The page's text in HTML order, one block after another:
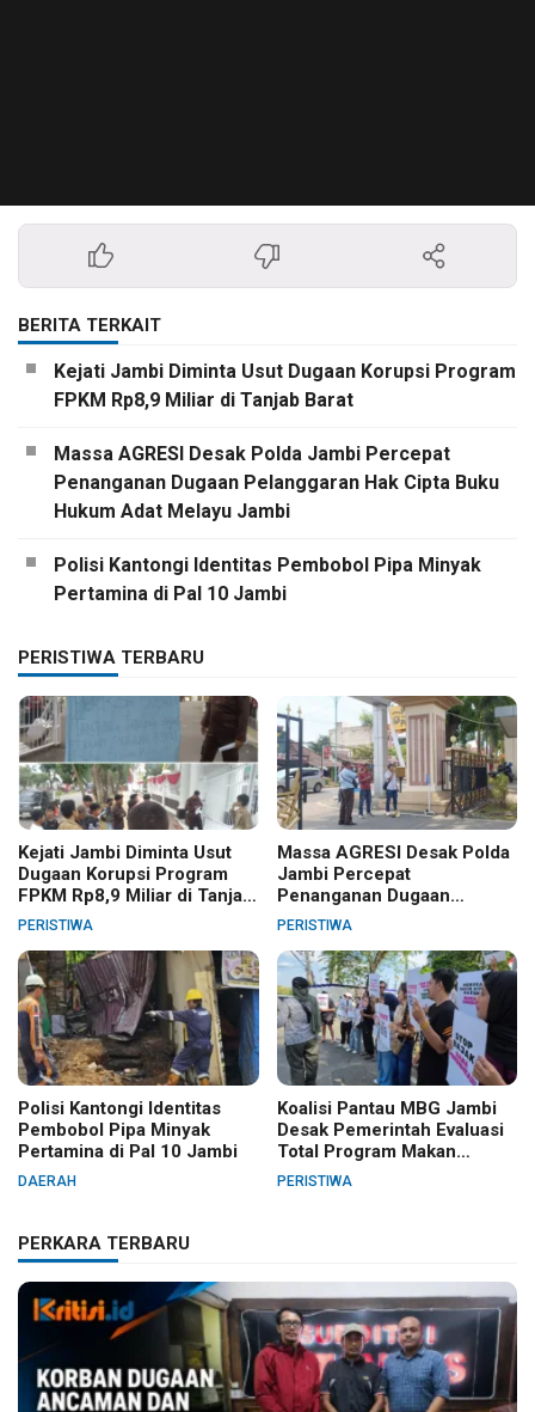
BERITA TERKAIT
Kejati Jambi Diminta Usut Dugaan Korupsi Program
FPKM Rp8,9 Miliar di Tanjab Barat
Massa AGRESI Desak Polda Jambi Percepat
Penanganan Dugaan Pelanggaran Hak Cipta Buku
Hukum Adat Melayu Jambi
Polisi Kantongi Identitas Pembobol Pipa Minyak
Pertamina di Pal 10 Jambi
PERISTIWA TERBARU
Kejati Jambi Diminta Usut
Dugaan Korupsi Program
FPKM Rp8,9 Miliar di Tanjab
Barat
PERISTIWA
Massa AGRESI Desak Polda
Jambi Percepat
Penanganan Dugaan
Pelanggaran Hak Cipta Buku
PERISTIWA
Polisi Kantongi Identitas
Pembobol Pipa Minyak
Pertamina di Pal 10 Jambi
DAERAH
Koalisi Pantau MBG Jambi
Desak Pemerintah Evaluasi
Total Program Makan
Bergizi Gratis
PERISTIWA
PERKARA TERBARU